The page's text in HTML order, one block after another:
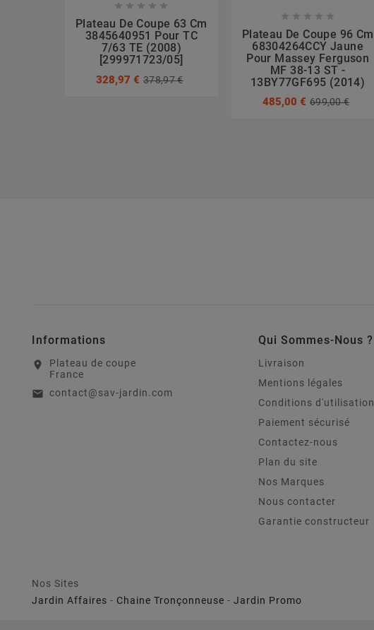
    
Plateau De Coupe 63 Cm
3845640951 Pour TC
7/63 TE (2008)
[299971723/05]
328,97 € 378,97 €
    
Plateau De Coupe 96 Cm
68304264CCY Jaune
Pour Massey Ferguson
MF 38-13 ST -
13BY77GF695 (2014)
485,00 € 699,00 €
Informations
location_on
Plateau de coupe
France
email contact@sav-jardin.com
Qui Sommes-Nous ?
Livraison
Mentions légales
Conditions d'utilisation
Paiement sécurisé
Contactez-nous
Plan du site
Nos Marques
Nous contacter
Garantie constructeur
Nos Sites
Jardin Affaires - Chaine Tronçonneuse - Jardin Promo